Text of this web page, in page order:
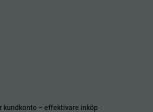
kundkonto – effektivare inköp